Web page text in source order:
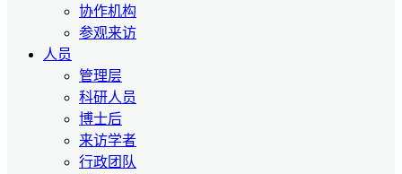
协作机构
参观来访
人员
管理层
科研人员
博士后
来访学者
行政团队